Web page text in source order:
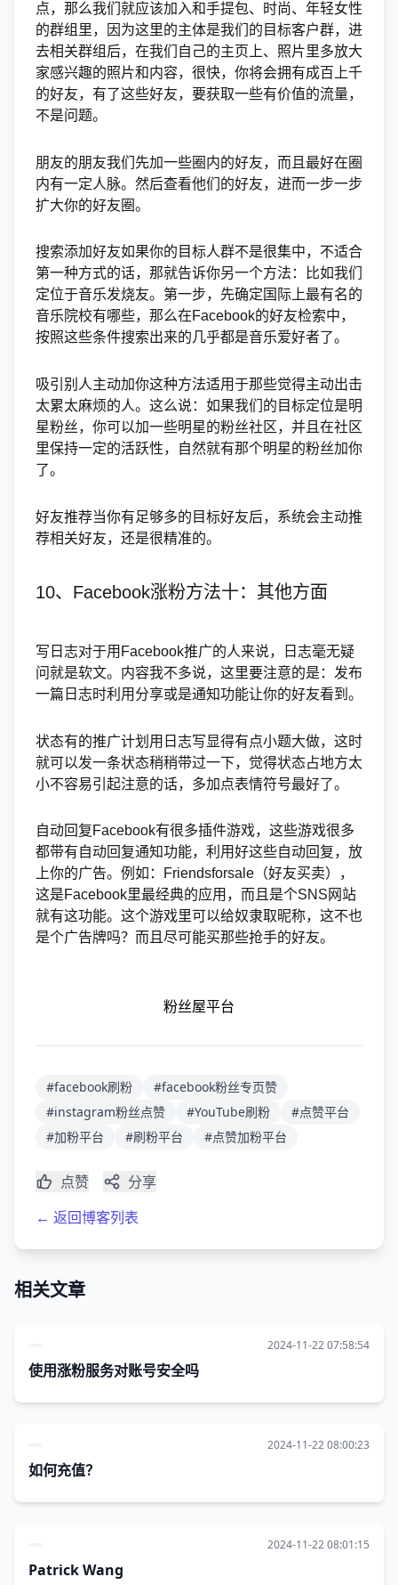
点，那么我们就应该加入和手提包、时尚、年轻女性
的群组里，因为这里的主体是我们的目标客户群，进
去相关群组后，在我们自己的主页上、照片里多放大
家感兴趣的照片和内容，很快，你将会拥有成百上千
的好友，有了这些好友，要获取一些有价值的流量，
不是问题。
朋友的朋友我们先加一些圈内的好友，而且最好在圈
内有一定人脉。然后查看他们的好友，进而一步一步
扩大你的好友圈。
搜索添加好友如果你的目标人群不是很集中，不适合
第一种方式的话，那就告诉你另一个方法：比如我们
定位于音乐发烧友。第一步，先确定国际上最有名的
音乐院校有哪些，那么在Facebook的好友检索中，
按照这些条件搜索出来的几乎都是音乐爱好者了。
吸引别人主动加你这种方法适用于那些觉得主动出击
太累太麻烦的人。这么说：如果我们的目标定位是明
星粉丝，你可以加一些明星的粉丝社区，并且在社区
里保持一定的活跃性，自然就有那个明星的粉丝加你
了。
好友推荐当你有足够多的目标好友后，系统会主动推
荐相关好友，还是很精准的。
10、Facebook涨粉方法十：其他方面
写日志对于用Facebook推广的人来说，日志毫无疑
问就是软文。内容我不多说，这里要注意的是：发布
一篇日志时利用分享或是通知功能让你的好友看到。
状态有的推广计划用日志写显得有点小题大做，这时
就可以发一条状态稍稍带过一下，觉得状态占地方太
小不容易引起注意的话，多加点表情符号最好了。
自动回复Facebook有很多插件游戏，这些游戏很多
都带有自动回复通知功能，利用好这些自动回复，放
上你的广告。例如：Friendsforsale（好友买卖），
这是Facebook里最经典的应用，而且是个SNS网站
就有这功能。这个游戏里可以给奴隶取昵称，这不也
是个广告牌吗？而且尽可能买那些抢手的好友。
粉丝屋平台
#facebook刷粉
#facebook粉丝专页赞
#instagram粉丝点赞
#YouTube刷粉
#点赞平台
#加粉平台
#刷粉平台 #点赞加粉平台
点赞
分享
← 返回博客列表
相关文章
2024-11-22 07:58:54
使用涨粉服务对账号安全吗
2024-11-22 08:00:23
如何充值？
2024-11-22 08:01:15
Patrick Wang